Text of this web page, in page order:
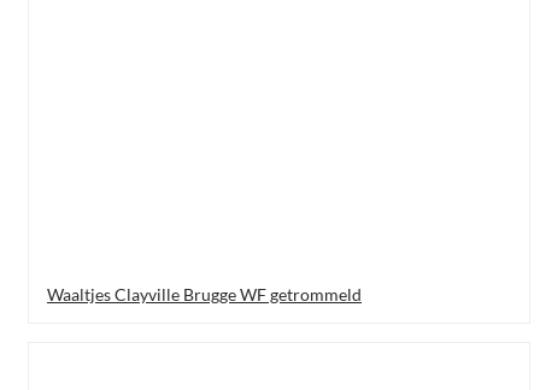
Waaltjes Clayville Brugge WF getrommeld